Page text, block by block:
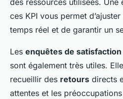
des ressources utilisées. Une
ces KPI vous permet
temps réel et de garantir un
Les enquêtes de satisfaction
sont également très utiles.
recueillir des retours directs
attentes et les